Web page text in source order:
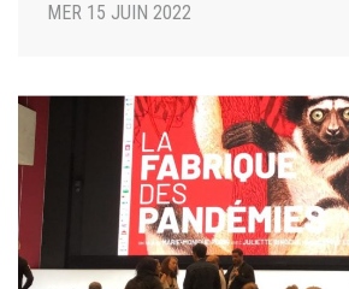
MER 15 JUIN 2022